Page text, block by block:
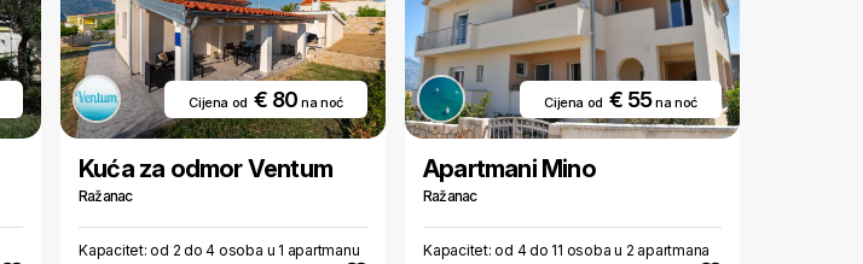
Cijena od € 80na noć
Kuća za odmor Ventum
Ražanac
Kapacitet: od 2 do 4 osoba u 1 apartmanu
Cijena od € 55na noć
Apartmani Mino
Ražanac
Kapacitet: od 4 do 11 osoba u 2 apartmana